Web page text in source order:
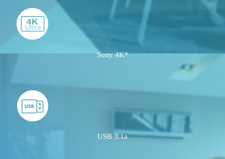
Sony 4K*
USB 3.1a